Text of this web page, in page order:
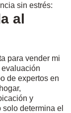
sin estrés:
al
para vender mi
de expertos en
y
determina el